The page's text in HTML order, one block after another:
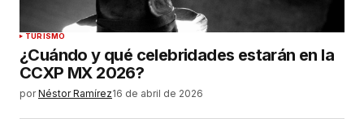
TURISMO
¿Cuándo y qué celebridades estarán en la
CCXP MX 2026?
por Néstor Ramírez16 de abril de 2026